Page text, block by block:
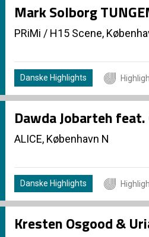
Mark Solborg
PRiMi / H15 Scene,
Danske Highlights
Dawda Jobarteh feat.
ALICE, København N
Danske Highlights
Kresten Osgood &